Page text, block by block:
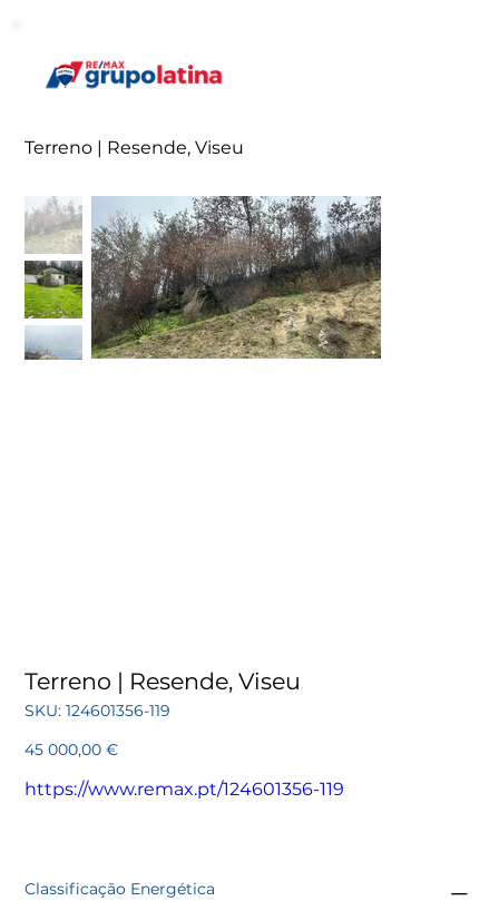
Terreno | Resende, Viseu
Terreno | Resende, Viseu
SKU: SKU
124601356-
124601356-119
Preço
45 000,00 €
https://www.remax.pt/124601356-119
Classificação Energética